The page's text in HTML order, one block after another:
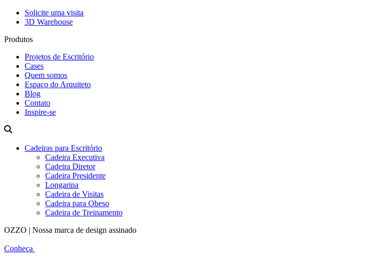
Solicite uma visita
3D Warehouse
Produtos
Projetos de Escritório
Cases
Quem somos
Espaço do Arquiteto
Blog
Contato
Inspire-se
Cadeiras para Escritório
Cadeira Executiva
Cadeira Diretor
Cadeira Presidente
Longarina
Cadeira de Visitas
Cadeira para Obeso
Cadeira de Treinamento
OZZO | Nossa marca de design assinado
Conheça